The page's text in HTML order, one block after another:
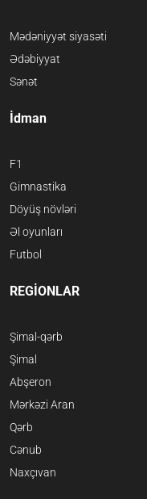
Mədəniyyət siyasəti
Ədəbiyyat
Sənət
İdman
F1
Gimnastika
Döyüş növləri
Əl oyunları
Futbol
REGİONLAR
Şimal-qərb
Şimal
Abşeron
Mərkəzi Aran
Qərb
Cənub
Naxçıvan